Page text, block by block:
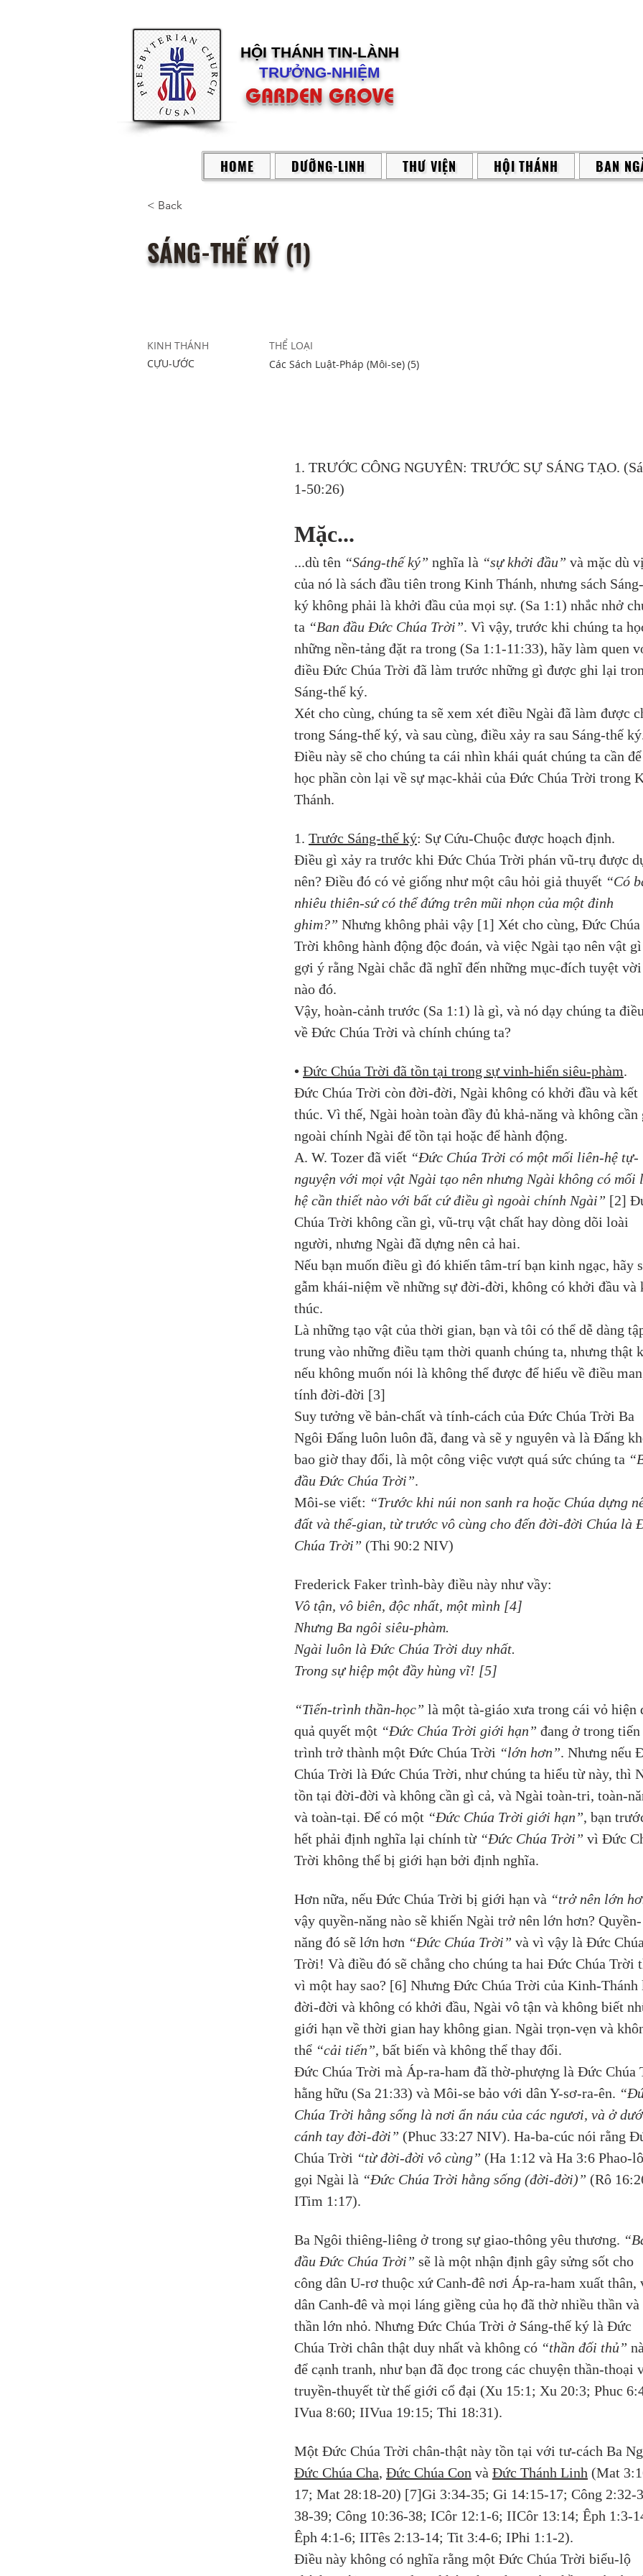
HỘI THÁNH TIN-LÀNH
TRƯỞNG-NHIỆM
GARDEN GROVE
HOME DƯỠNG-LINH THƯ VIỆN HỘI THÁNH BAN
< Back
SÁNG-THẾ KÝ (1)
KINH THÁNH
CỰU-ƯỚC
THỂ LOẠI
Các Sách Luật-Pháp (Môi-se) (5)
1. TRƯỚC CÔNG NGUYÊN: TRƯỚC SỰ SÁNG TẠO.
1-50:26)
Mặc...
...dù tên “Sáng-thế ký” nghĩa là “sự khởi đầu” và mặc dù
của nó là sách đầu tiên trong Kinh Thánh, nhưng sách
ký không phải là khởi đầu của mọi sự. (Sa 1:1) nhắc nhở
ta “Ban đầu Đức Chúa Trời”. Vì vậy, trước khi chúng ta
những nền-tảng đặt ra trong (Sa 1:1-11:33), hãy làm quen
điều Đức Chúa Trời đã làm trước những gì được ghi lại
Sáng-thế ký.
Xét cho cùng, chúng ta sẽ xem xét điều Ngài đã làm được
trong Sáng-thế ký, và sau cùng, điều xảy ra sau Sáng-thế
Điều này sẽ cho chúng ta cái nhìn khái quát chúng ta cần để
học phần còn lại về sự mạc-khải của Đức Chúa Trời trong
Thánh.
1. Trước Sáng-thế ký: Sự Cứu-Chuộc được hoạch định.
Điều gì xảy ra trước khi Đức Chúa Trời phán vũ-trụ được
nên? Điều đó có vẻ giống như một câu hỏi giả thuyết “Có
nhiêu thiên-sứ có thể đứng trên mũi nhọn của một đinh
ghim?” Nhưng không phải vậy [1] Xét cho cùng, Đức Chúa
Trời không hành động độc đoán, và việc Ngài tạo nên vật
gợi ý rằng Ngài chắc đã nghĩ đến những mục-đích tuyệt vời
nào đó.
Vậy, hoàn-cảnh trước (Sa 1:1) là gì, và nó dạy chúng ta
về Đức Chúa Trời và chính chúng ta?
• Đức Chúa Trời đã tồn tại trong sự vinh-hiển siêu-phàm.
Đức Chúa Trời còn đời-đời, Ngài không có khởi đầu và kết
thúc. Vì thế, Ngài hoàn toàn đầy đủ khả-năng và không cần
ngoài chính Ngài để tồn tại hoặc để hành động.
A. W. Tozer đã viết “Đức Chúa Trời có một mối liên-hệ tự-
nguyện với mọi vật Ngài tạo nên nhưng Ngài không có mối
hệ cần thiết nào với bất cứ điều gì ngoài chính Ngài” [2]
Chúa Trời không cần gì, vũ-trụ vật chất hay dòng dõi loài
người, nhưng Ngài đã dựng nên cả hai.
Nếu bạn muốn điều gì đó khiến tâm-trí bạn kinh ngạc, hãy
gẫm khái-niệm về những sự đời-đời, không có khởi đầu và
thúc.
Là những tạo vật của thời gian, bạn và tôi có thể dễ dàng
trung vào những điều tạm thời quanh chúng ta, nhưng thật
nếu không muốn nói là không thể được để hiểu về điều
tính đời-đời [3]
Suy tưởng về bản-chất và tính-cách của Đức Chúa Trời Ba
Ngôi Đấng luôn luôn đã, đang và sẽ y nguyên và là Đấng
bao giờ thay đổi, là một công việc vượt quá sức chúng ta
đầu Đức Chúa Trời”.
Môi-se viết: “Trước khi núi non sanh ra hoặc Chúa dựng
đất và thế-gian, từ trước vô cùng cho đến đời-đời Chúa là
Chúa Trời” (Thi 90:2 NIV)
Frederick Faker trình-bày điều này như vầy:
Vô tận, vô biên, độc nhất, một mình [4]
Nhưng Ba ngôi siêu-phàm.
Ngài luôn là Đức Chúa Trời duy nhất.
Trong sự hiệp một đầy hùng vĩ! [5]
“Tiến-trình thần-học” là một tà-giáo xưa trong cái vỏ hiện
quả quyết một “Đức Chúa Trời giới hạn” đang ở trong tiến
trình trở thành một Đức Chúa Trời “lớn hơn”. Nhưng nếu
Chúa Trời là Đức Chúa Trời, như chúng ta hiểu từ này, thì
tồn tại đời-đời và không cần gì cả, và Ngài toàn-tri, toàn-
và toàn-tại. Để có một “Đức Chúa Trời giới hạn”, bạn
hết phải định nghĩa lại chính từ “Đức Chúa Trời” vì Đức
Trời không thể bị giới hạn bởi định nghĩa.
Hơn nữa, nếu Đức Chúa Trời bị giới hạn và “trở nên lớn
vậy quyền-năng nào sẽ khiến Ngài trở nên lớn hơn? Quyền-
năng đó sẽ lớn hơn “Đức Chúa Trời” và vì vậy là Đức Chúa
Trời! Và điều đó sẽ chẳng cho chúng ta hai Đức Chúa Trời
vì một hay sao? [6] Nhưng Đức Chúa Trời của Kinh-Thánh
đời-đời và không có khởi đầu, Ngài vô tận và không biết
giới hạn về thời gian hay không gian. Ngài trọn-vẹn và
thể “cải tiến”, bất biến và không thể thay đổi.
Đức Chúa Trời mà Áp-ra-ham đã thờ-phượng là Đức Chúa
hằng hữu (Sa 21:33) và Môi-se bảo với dân Y-sơ-ra-ên.
Chúa Trời hằng sống là nơi ẩn náu của các ngươi, và ở
cánh tay đời-đời” (Phuc 33:27 NIV). Ha-ba-cúc nói rằng
Chúa Trời “từ đời-đời vô cùng” (Ha 1:12 và Ha 3:6 Phao-
gọi Ngài là “Đức Chúa Trời hằng sống (đời-đời)” (Rô
ITim 1:17).
Ba Ngôi thiêng-liêng ở trong sự giao-thông yêu thương.
đầu Đức Chúa Trời” sẽ là một nhận định gây sửng sốt cho
công dân U-rơ thuộc xứ Canh-đê nơi Áp-ra-ham xuất thân,
dân Canh-đê và mọi láng giềng của họ đã thờ nhiều thần
thần lớn nhỏ. Nhưng Đức Chúa Trời ở Sáng-thế ký là Đức
Chúa Trời chân thật duy nhất và không có “thần đối thủ”
để cạnh tranh, như bạn đã đọc trong các chuyện thần-thoại
truyền-thuyết từ thế giới cổ đại (Xu 15:1; Xu 20:3; Phuc
IVua 8:60; IIVua 19:15; Thi 18:31).
Một Đức Chúa Trời chân-thật này tồn tại với tư-cách Ba
Đức Chúa Cha, Đức Chúa Con và Đức Thánh Linh (Mat
17; Mat 28:18-20) [7]Gi 3:34-35; Gi 14:15-17; Công 2:32-
38-39; Công 10:36-38; ICôr 12:1-6; IICôr 13:14; Êph 1:3-
Êph 4:1-6; IITês 2:13-14; Tit 3:4-6; IPhi 1:1-2).
Điều này không có nghĩa rằng một Đức Chúa Trời biểu-lộ